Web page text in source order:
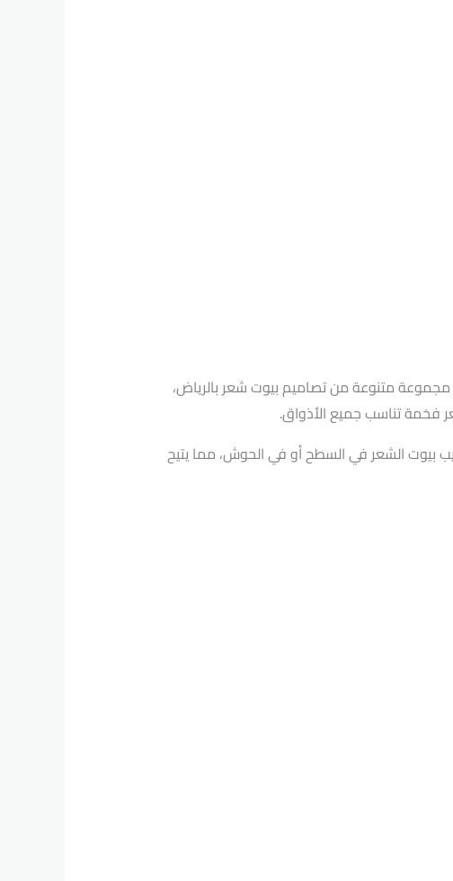
مجموعة متنوعة من تصاميم بيوت شعر بالرياض،
فخمة تناسب جميع الأذواق.
بيوت الشعر في السطح أو في الحوش، مما يتيح